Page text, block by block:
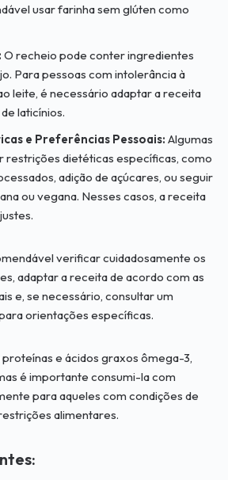
usar farinha sem glúten como
O recheio pode conter ingredientes
Para pessoas com intolerância à
leite, é necessário adaptar a receita
laticínios.
e Preferências Pessoais: Algumas
restrições dietéticas específicas, como
adição de açúcares, ou seguir
ou vegana. Nesses casos, a receita
verificar cuidadosamente os
adaptar a receita de acordo com as
e, se necessário, consultar um
orientações específicas.
e ácidos graxos ômega-3,
é importante consumi-la com
para aqueles com condições de
alimentares.